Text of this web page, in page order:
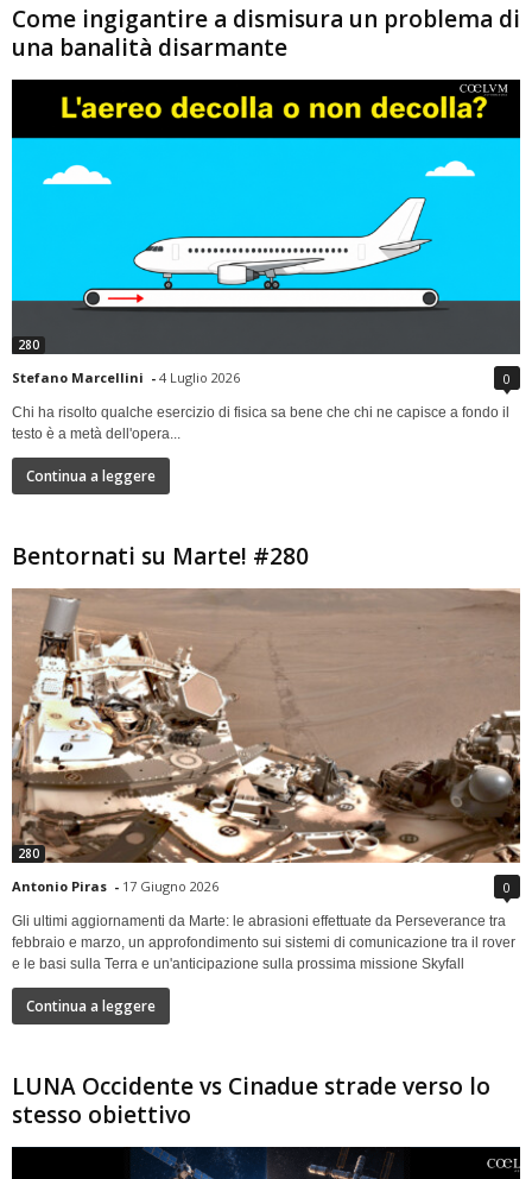
Come ingigantire a dismisura un problema di
una banalità disarmante
280
Stefano Marcellini - 4 Luglio 2026 0
Chi ha risolto qualche esercizio di fisica sa bene che chi ne capisce a fondo il
testo è a metà dell'opera...
Continua a leggere
Bentornati su Marte! #280
280
Antonio Piras - 17 Giugno 2026 0
Gli ultimi aggiornamenti da Marte: le abrasioni effettuate da Perseverance tra
febbraio e marzo, un approfondimento sui sistemi di comunicazione tra il rover
e le basi sulla Terra e un'anticipazione sulla prossima missione Skyfall
Continua a leggere
LUNA Occidente vs Cinadue strade verso lo
stesso obiettivo